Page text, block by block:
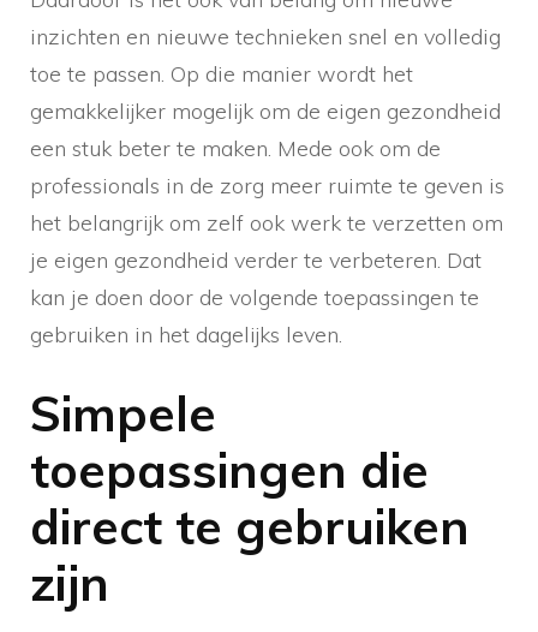
inzichten en nieuwe technieken snel en volledig
toe te passen. Op die manier wordt het
gemakkelijker mogelijk om de eigen gezondheid
een stuk beter te maken. Mede ook om de
professionals in de zorg meer ruimte te geven is
het belangrijk om zelf ook werk te verzetten om
je eigen gezondheid verder te verbeteren. Dat
kan je doen door de volgende toepassingen te
gebruiken in het dagelijks leven.
Simpele
toepassingen die
direct te gebruiken
zijn